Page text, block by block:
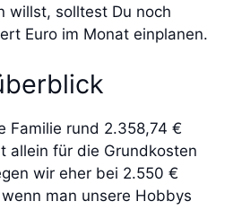
willst, solltest Du noch
Euro im Monat einplanen.
Familie rund 2.358,74 €
allein für die Grundkosten
wir eher bei 2.550 €
man unsere Hobbys